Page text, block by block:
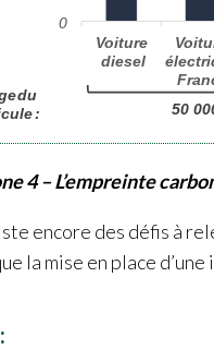
4 –L’empreinte
encore des défis à
la mise en place